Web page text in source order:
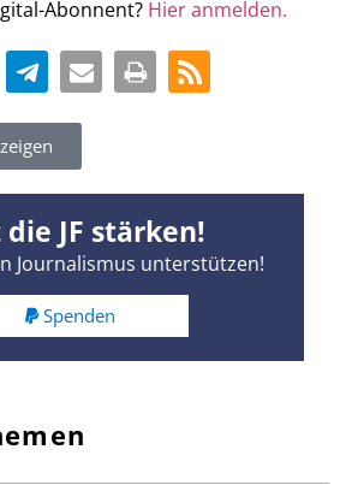
Abonnent? Hier anmelden.
die JF stärken!
Journalismus unterstützen!
Spenden